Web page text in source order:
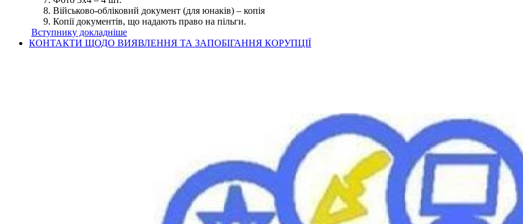
Військово-обліковий документ (для юнаків) – копія
Копії документів, що надають право на пільги.
Вступнику докладніше
КОНТАКТИ ЩОДО ВИЯВЛЕННЯ ТА ЗАПОБІГАННЯ КОРУПЦІЇ